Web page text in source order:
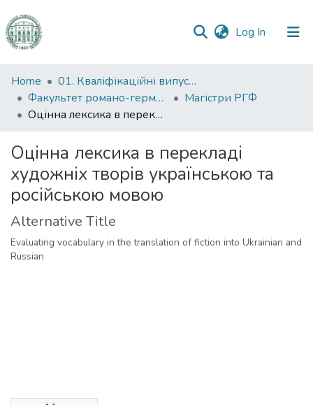
Log In (current)
Communities
&
Collections
Statistics
Home
01. Кваліфікаційні випускні роботи здобувачів вищої освіти
Факультет романо-германської філології
Магістри РГФ
Оцінна лексика в перекладі художніх творів українською та російською мовою
Оцінна лексика в перекладі
художніх творів українською та
російською мовою
Alternative Title
Evaluating vocabulary in the translation of fiction into Ukrainian and
Russian